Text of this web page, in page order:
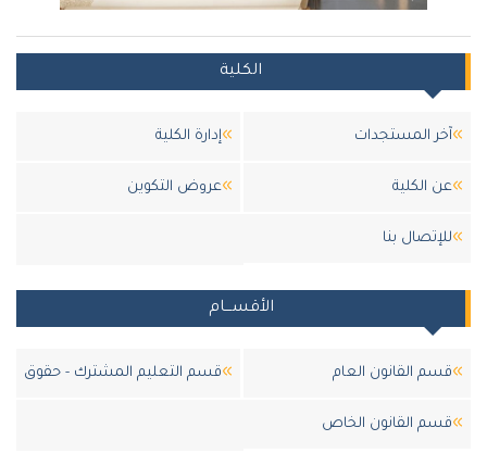
الكلية
آخر المستجدات إدارة الكلية
عن الكلية عروض التكوين
للإتصال بنا
الأقســـام
قسم القانون العام قسم التعليم المشترك - حقوق
قسم القانون الخاص